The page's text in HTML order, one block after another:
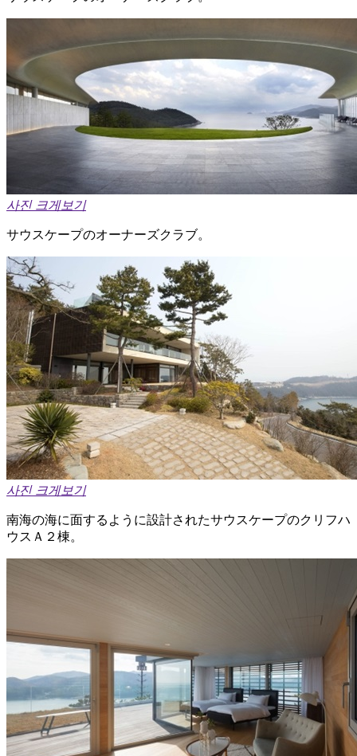
사진 크게보기
サウスケープのオーナーズクラブ。
사진 크게보기
南海の海に面するように設計されたサウスケープのクリフハ
ウスＡ２棟。